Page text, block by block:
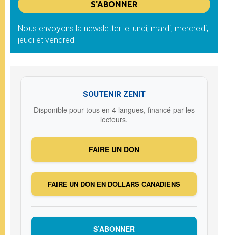
Nous envoyons la newsletter le lundi, mardi, mercredi,
jeudi et vendredi
SOUTENIR ZENIT
Disponible pour tous en 4 langues, financé par les
lecteurs.
FAIRE UN DON
FAIRE UN DON EN DOLLARS CANADIENS
S’ABONNER